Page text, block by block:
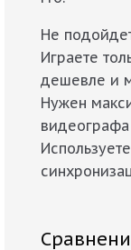
Не
Играете
дешевле и
Нужен